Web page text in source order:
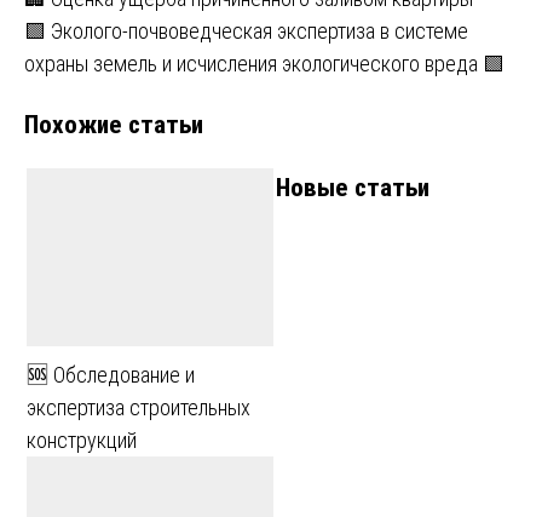
по
🟩 Эколого-почвоведческая экспертиза в системе
охраны земель и исчисления экологического вреда 🟩
Похожие статьи
🆘 Обследование и
экспертиза строительных
конструкций
Новые статьи